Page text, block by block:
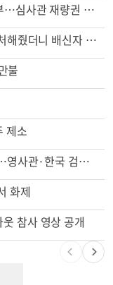
신호위반 후 달아난 배달기사…경찰 잠복해 잡고보니 ‘반전’
서류 하나만 빠져도 영주권·비자 거부…심사관 재량권 대폭 확대
제소
화제
참사 영상 공개